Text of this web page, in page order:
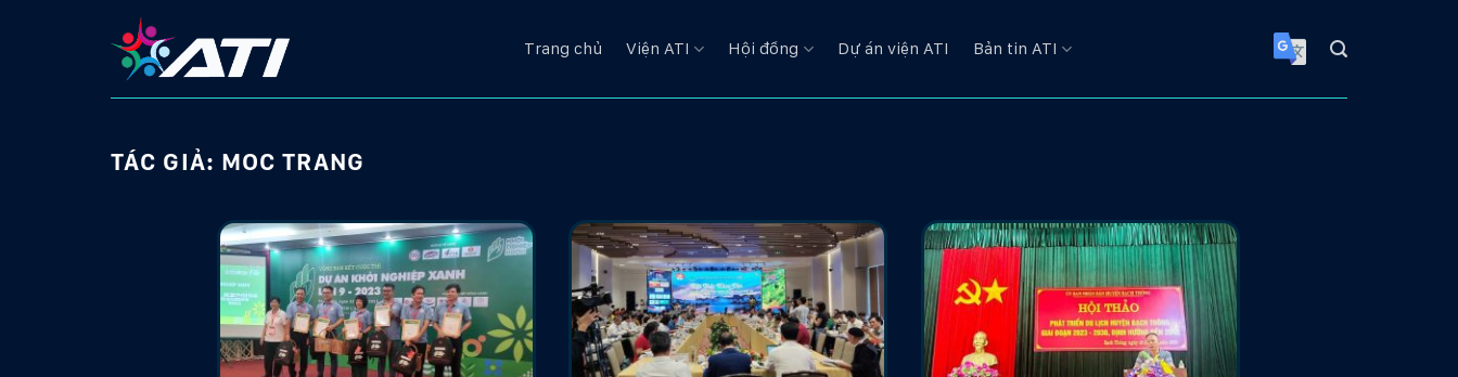
Trang chủ Viện ATI Hội đồng Dự án viện ATI Bản tin ATI
TÁC GIẢ: MOC TRANG